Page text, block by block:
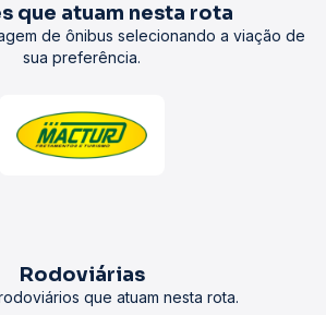
que atuam nesta rota
de ônibus selecionando a viação de
sua preferência.
Rodoviárias
que atuam nesta rota.